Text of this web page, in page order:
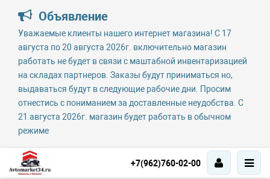
Объявление
Уважаемые клиенты нашего интернет магазина! С 17
августа по 20 августа 2026г. включительно магазин
работать не будет в связи с маштабной инвентаризацией
на складах партнеров. Заказы будут приниматься но,
выдаваться будут в следующие рабочие дни. Просим
отнестись с пониманием за доставленные неудобства. С
21 августа 2026г. магазин будет работать в обычном
режиме
+7(962)760-02-00